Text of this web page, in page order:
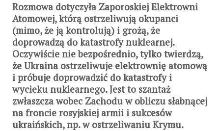
Rozmowa dotyczyła Zaporoskiej Elektrowni
Atomowej, którą ostrzeliwują okupanci
(mimo, że ją kontrolują) i grożą, że
doprowadzą do katastrofy nuklearnej.
Oczywiście nie bezpośrednio, tylko twierdzą,
że Ukraina ostrzeliwuje elektrownię atomową
i próbuje doprowadzić do katastrofy i
wycieku nuklearnego. Jest to szantaż
zwłaszcza wobec Zachodu w obliczu słabnącej
na froncie rosyjskiej armii i sukcesów
ukraińskich, np. w ostrzeliwaniu Krymu.